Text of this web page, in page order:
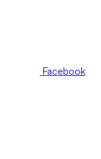
Facebook